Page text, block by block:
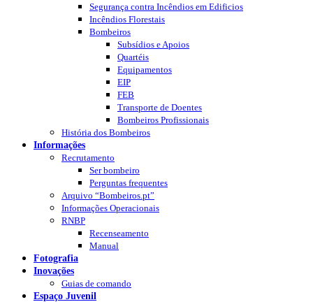
Segurança contra Incêndios em Edificios
Incêndios Florestais
Bombeiros
Subsídios e Apoios
Quartéis
Equipamentos
EIP
FEB
Transporte de Doentes
Bombeiros Profissionais
História dos Bombeiros
Informações
Recrutamento
Ser bombeiro
Perguntas frequentes
Arquivo “Bombeiros.pt”
Informações Operacionais
RNBP
Recenseamento
Manual
Fotografia
Inovações
Guias de comando
Espaço Juvenil